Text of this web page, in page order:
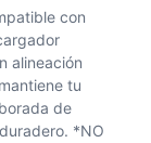
con
alineación
tu
de
*NO